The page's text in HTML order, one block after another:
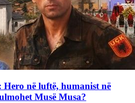
në luftë, humanist në
Musë Musa?